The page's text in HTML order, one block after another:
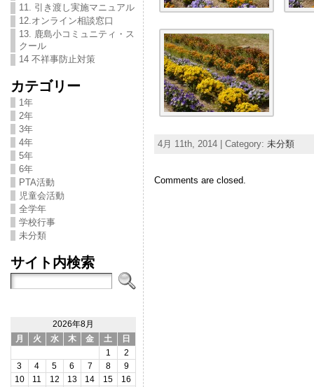
11. 引き渡し実施マニュアル
12.オンライン相談窓口
13. 鹿島小コミュニティ・ス
クール
14 不祥事防止対策
カテゴリー
1年
2年
3年
4年
5年
6年
PTA活動
児童会活動
全学年
学校行事
未分類
サイト内検索
2026年8月
月
火 水 木 金 土 日
1
2
3
4 5 6 7 8
9
10
11 12 13 14 15
16
4月 11th, 2014 | Category: 未分類
Comments are closed.